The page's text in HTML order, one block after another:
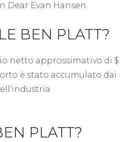
Dear Evan Hansen.
BEN PLATT?
netto approssimativo di $
è stato accumulato dai
PLATT?